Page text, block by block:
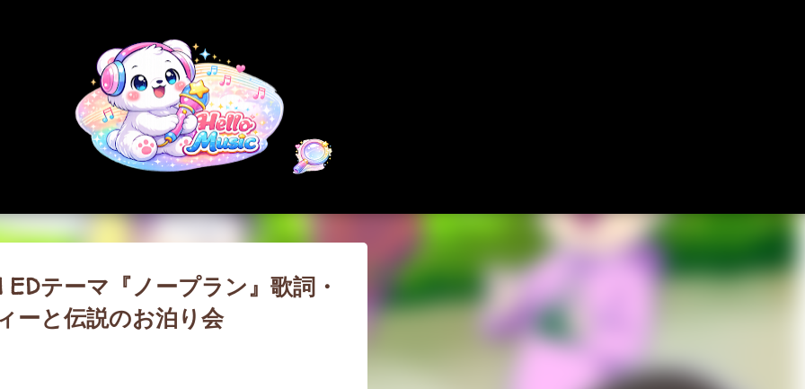
テーマ『ノープラン』歌詞・
ーと伝説のお泊り会